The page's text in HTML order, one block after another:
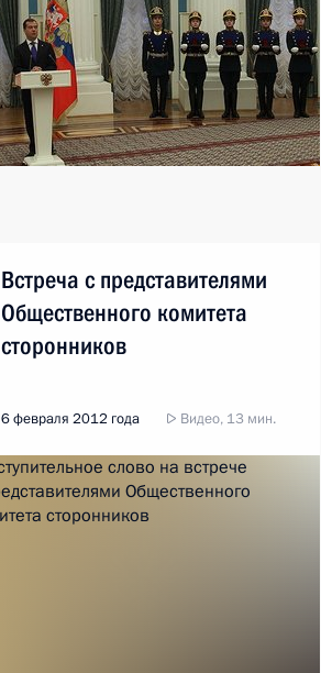
Встреча с представителями
Общественного комитета
сторонников
6 февраля 2012 года Видео, 13 мин.